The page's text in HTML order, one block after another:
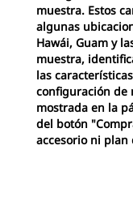
muestra. Estos
algunas
Hawái, Guam y
muestra,
las
configuración de
mostrada en la
del botón
accesorio ni plan